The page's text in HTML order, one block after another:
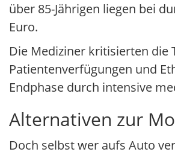
über 85-Jährigen liegen bei
Euro.
Die Mediziner kritisierten die
Patientenverfügungen und
Endphase durch intensive
Alternativen zur
Doch selbst wer aufs Auto